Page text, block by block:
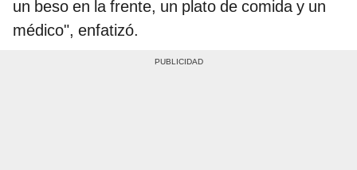
un beso en la frente, un plato de comida y un
médico", enfatizó.